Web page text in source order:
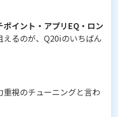
ポイント・アプリEQ・ロン
えるのが、Q20iのいちばん
視のチューニングと言わ